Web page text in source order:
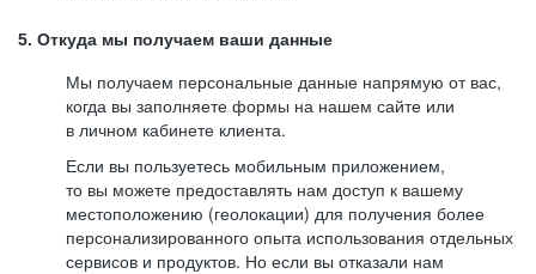
5. Откуда мы получаем ваши данные
Мы получаем персональные данные напрямую от вас,
когда вы заполняете формы на нашем сайте или
в личном кабинете клиента.
Если вы пользуетесь мобильным приложением,
то вы можете предоставлять нам доступ к вашему
местоположению (геолокации) для получения более
персонализированного опыта использования отдельных
сервисов и продуктов. Но если вы отказали нам